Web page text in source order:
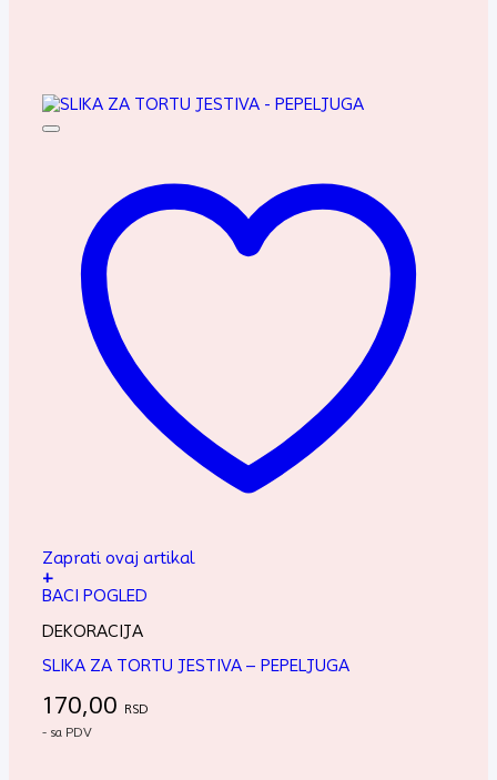
Zaprati ovaj artikal
+
BACI POGLED
DEKORACIJA
SLIKA ZA TORTU JESTIVA – PEPELJUGA
170,00 RSD
- sa PDV